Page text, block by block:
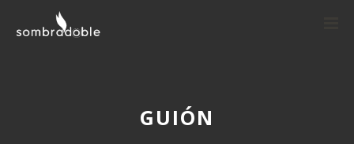
GUIÓN